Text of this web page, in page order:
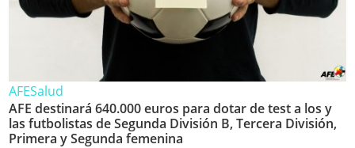
AFESalud
AFE destinará 640.000 euros para dotar de test a los y
las futbolistas de Segunda División B, Tercera División,
Primera y Segunda femenina